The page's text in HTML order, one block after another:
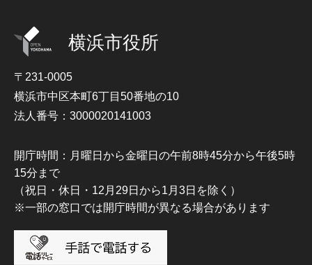
横浜市役所
〒231-0005
横浜市中区本町6丁目50番地の10
法人番号：3000020141003
開庁時間：月曜日から金曜日の午前8時45分から午後5時
15分まで
（祝日・休日・12月29日から1月3日を除く）
※一部の窓口では開庁時間が異なる場合があります